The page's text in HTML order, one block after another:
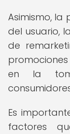
Asimismo, la
del usuario,
de
en la
Es
factores